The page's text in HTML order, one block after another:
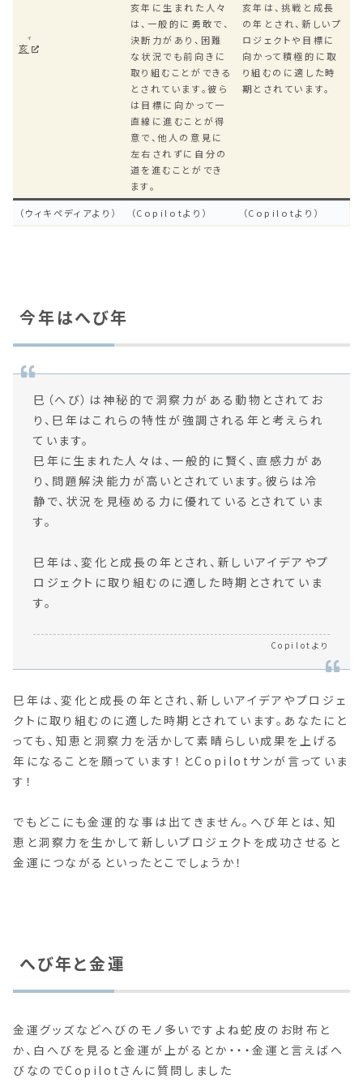
亥
イ
亥年に生まれた人々
は、一般的に勇敢で、
決断力があり、困難
な状況でも前向きに
取り組むことができる
とされています。彼ら
は目標に向かって一
直線に進むことが得
意で、他人の意見に
左右されずに自分の
道を進むことができ
ます。
亥年は、挑戦と成長
の年とされ、新しいプ
ロジェクトや目標に
向かって積極的に取
り組むのに適した時
期とされています。
（ウィキペディアより） （Copilotより） （Copilotより）
今年はへび年
巳（へび）は神秘的で洞察力がある動物とされてお
り、巳年はこれらの特性が強調される年と考えられ
ています。
巳年に生まれた人々は、一般的に賢く、直感力があ
り、問題解決能力が高いとされています。彼らは冷
静で、状況を見極める力に優れているとされていま
す。
巳年は、変化と成長の年とされ、新しいアイデアやプ
ロジェクトに取り組むのに適した時期とされていま
す。
Copilotより
巳年は、変化と成長の年とされ、新しいアイデアやプロジェ
クトに取り組むのに適した時期とされています。あなたにと
っても、知恵と洞察力を活かして素晴らしい成果を上げる
年になることを願っています！とCopilotサンが言っていま
す！
でもどこにも金運的な事は出てきません。へび年とは、知
恵と洞察力を生かして新しいプロジェクトを成功させると
金運につながるといったとこでしょうか！
へび年と金運
金運グッズなどへびのモノ多いですよね蛇皮のお財布と
か、白へびを見ると金運が上がるとか・・・金運と言えばへ
びなのでCopilotさんに質問しました